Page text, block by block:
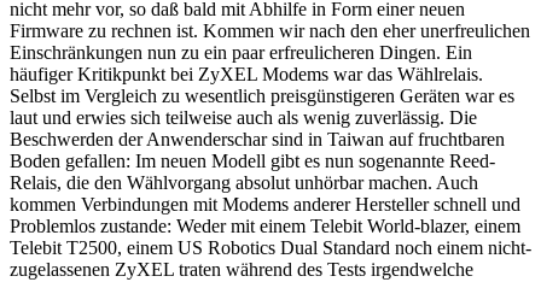
nicht mehr vor, so daß bald mit Abhilfe in Form einer neuen
Firmware zu rechnen ist. Kommen wir nach den eher unerfreulichen
Einschränkungen nun zu ein paar erfreulicheren Dingen. Ein
häufiger Kritikpunkt bei ZyXEL Modems war das Wählrelais.
Selbst im Vergleich zu wesentlich preisgünstigeren Geräten war es
laut und erwies sich teilweise auch als wenig zuverlässig. Die
Beschwerden der Anwenderschar sind in Taiwan auf fruchtbaren
Boden gefallen: Im neuen Modell gibt es nun sogenannte Reed-
Relais, die den Wählvorgang absolut unhörbar machen. Auch
kommen Verbindungen mit Modems anderer Hersteller schnell und
Problemlos zustande: Weder mit einem Telebit World-blazer, einem
Telebit T2500, einem US Robotics Dual Standard noch einem nicht-
zugelassenen ZyXEL traten während des Tests irgendwelche